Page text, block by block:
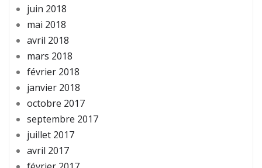
juin 2018
mai 2018
avril 2018
mars 2018
février 2018
janvier 2018
octobre 2017
septembre 2017
juillet 2017
avril 2017